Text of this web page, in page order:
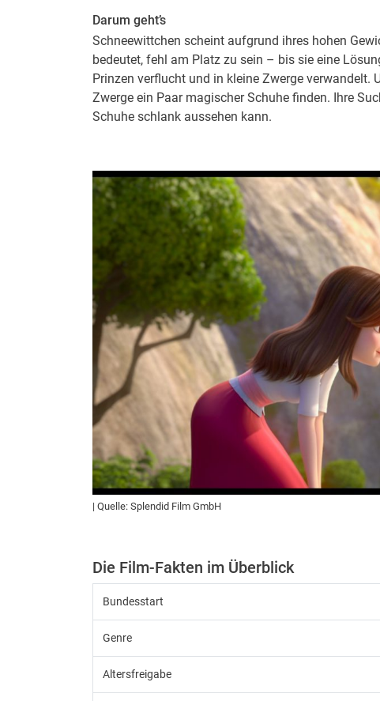
Darum geht’s
Schneewittchen scheint aufgrund ihres hohen
bedeutet, fehl am Platz zu sein – bis sie eine
Prinzen verflucht und in kleine Zwerge verwandelt.
Zwerge ein Paar magischer Schuhe finden. Ihre
Schuhe schlank aussehen kann.
| Quelle: Splendid Film GmbH
Die Film-Fakten im Überblick
Bundesstart
Genre
Altersfreigabe